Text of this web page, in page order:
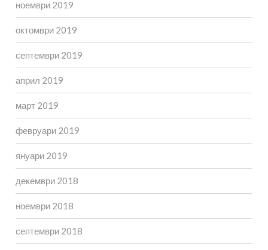
ноември 2019
октомври 2019
септември 2019
април 2019
март 2019
февруари 2019
януари 2019
декември 2018
ноември 2018
септември 2018